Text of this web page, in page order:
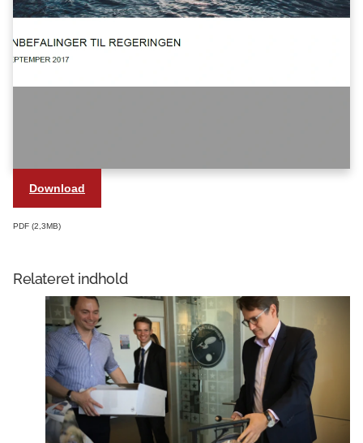
Download
PDF 2,3MB
Relateret indhold